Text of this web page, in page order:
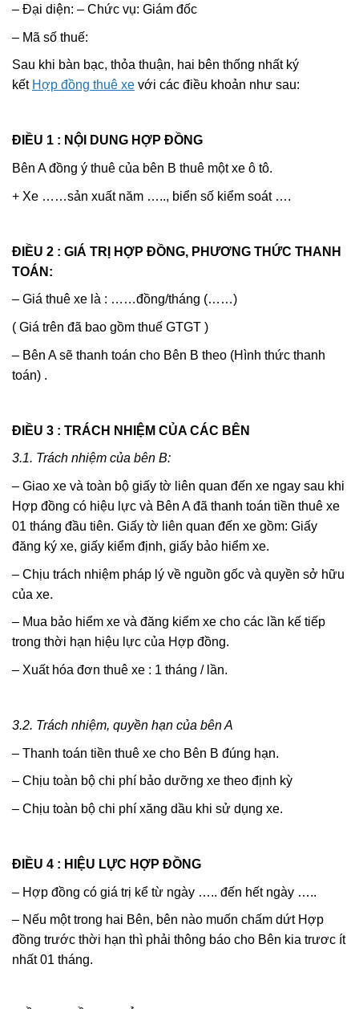
– Đại diện: – Chức vụ: Giám đốc
– Mã số thuế:
Sau khi bàn bạc, thỏa thuận, hai bên thống nhất ký
kết Hợp đồng thuê xe với các điều khoản như sau:
ĐIỀU 1 : NỘI DUNG HỢP ĐỒNG
Bên A đồng ý thuê của bên B thuê một xe ô tô.
+ Xe ……sản xuất năm ….., biển số kiểm soát ….
ĐIỀU 2 : GIÁ TRỊ HỢP ĐỒNG, PHƯƠNG THỨC THANH
TOÁN:
– Giá thuê xe là : ……đồng/tháng (……)
( Giá trên đã bao gồm thuế GTGT )
– Bên A sẽ thanh toán cho Bên B theo (Hình thức thanh
toán) .
ĐIỀU 3 : TRÁCH NHIỆM CỦA CÁC BÊN
3.1. Trách nhiệm của bên B:
– Giao xe và toàn bộ giấy tờ liên quan đến xe ngay sau khi
Hợp đồng có hiệu lực và Bên A đã thanh toán tiền thuê xe
01 tháng đầu tiên. Giấy tờ liên quan đến xe gồm: Giấy
đăng ký xe, giấy kiểm định, giấy bảo hiểm xe.
– Chịu trách nhiệm pháp lý về nguồn gốc và quyền sở hữu
của xe.
– Mua bảo hiểm xe và đăng kiểm xe cho các lần kế tiếp
trong thời hạn hiệu lực của Hợp đồng.
– Xuất hóa đơn thuê xe : 1 tháng / lần.
3.2. Trách nhiệm, quyền hạn của bên A
– Thanh toán tiền thuê xe cho Bên B đúng hạn.
– Chịu toàn bộ chi phí bảo dưỡng xe theo định kỳ
– Chịu toàn bộ chi phí xăng dầu khi sử dụng xe.
ĐIỀU 4 : HIỆU LỰC HỢP ĐỒNG
– Hợp đồng có giá trị kể từ ngày ….. đến hết ngày …..
– Nếu một trong hai Bên, bên nào muốn chấm dứt Hợp
đồng trước thời hạn thì phải thông báo cho Bên kia trươc ít
nhất 01 tháng.